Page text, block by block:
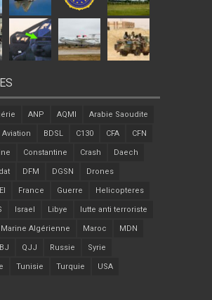
ANP AQMI Arabie Saoudite
Aviation BDSL C130 CFA CFN
Constantine Crash Daech
dat DFM DGSN Drones
EI France Guerre Helicopteres
Israel Libye lutte anti terroriste
Marine Algérienne Maroc MDN
QJJ Russie Syrie
Tunisie Turquie USA